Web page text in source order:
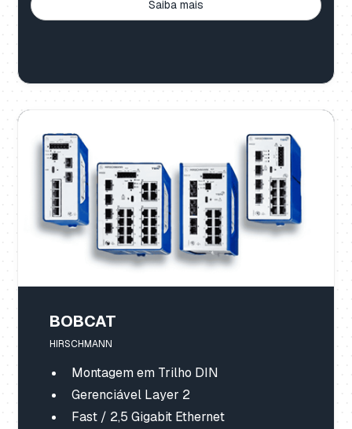
Saiba mais
BOBCAT
HIRSCHMANN
Montagem em Trilho DIN
Gerenciável Layer 2
Fast / 2,5 Gigabit Ethernet